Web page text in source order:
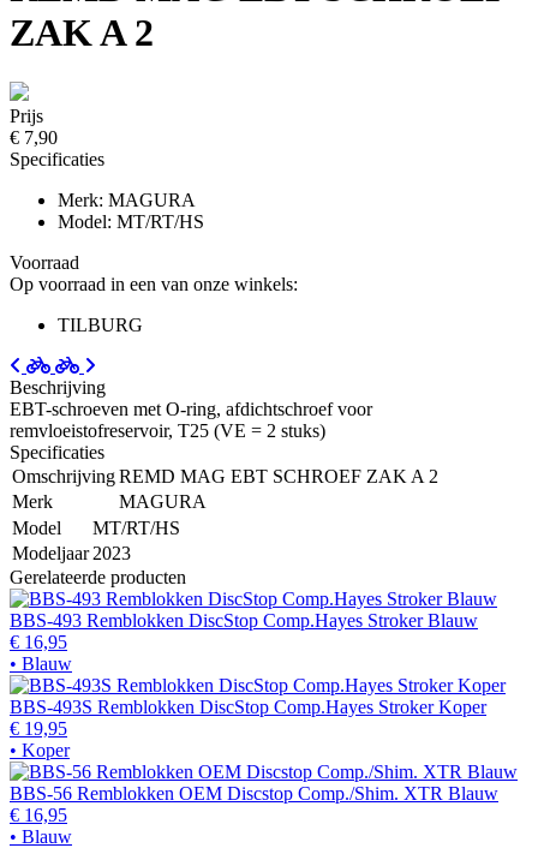
ZAK A 2
Prijs
€ 7,90
Specificaties
Merk: MAGURA
Model: MT/RT/HS
Voorraad
Op voorraad in een van onze winkels:
TILBURG
Beschrijving
EBT-schroeven met O-ring, afdichtschroef voor
remvloeistofreservoir, T25 (VE = 2 stuks)
Specificaties
OmschrijvingREMD MAG EBT SCHROEF ZAK A 2
Merk
MAGURA
Model
MT/RT/HS
Modeljaar 2023
Gerelateerde producten
BBS-493 Remblokken DiscStop Comp.Hayes Stroker Blauw
€ 16,95
• Blauw
BBS-493S Remblokken DiscStop Comp.Hayes Stroker Koper
€ 19,95
• Koper
BBS-56 Remblokken OEM Discstop Comp./Shim. XTR Blauw
€ 16,95
• Blauw